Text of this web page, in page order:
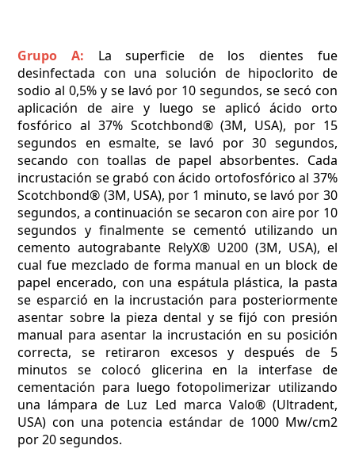
Grupo A: La superficie de los dientes fue
desinfectada con una solución de hipoclorito de
sodio al 0,5% y se lavó por 10 segundos, se secó con
aplicación de aire y luego se aplicó ácido orto
fosfórico al 37% Scotchbond® (3M, USA), por 15
segundos en esmalte, se lavó por 30 segundos,
secando con toallas de papel absorbentes. Cada
incrustación se grabó con ácido ortofosfórico al 37%
Scotchbond® (3M, USA), por 1 minuto, se lavó por 30
segundos, a continuación se secaron con aire por 10
segundos y finalmente se cementó utilizando un
cemento autograbante RelyX® U200 (3M, USA), el
cual fue mezclado de forma manual en un block de
papel encerado, con una espátula plástica, la pasta
se esparció en la incrustación para posteriormente
asentar sobre la pieza dental y se fijó con presión
manual para asentar la incrustación en su posición
correcta, se retiraron excesos y después de 5
minutos se colocó glicerina en la interfase de
cementación para luego fotopolimerizar utilizando
una lámpara de Luz Led marca Valo® (Ultradent,
USA) con una potencia estándar de 1000 Mw/cm2
por 20 segundos.